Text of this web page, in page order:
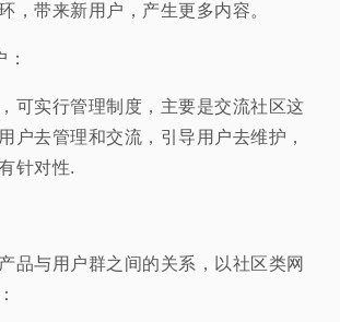
，带来新用户，产生更多内容。
可实行管理制度，主要是交流社区这
户去管理和交流，引导用户去维护，
针对性.
品与用户群之间的关系，以社区类网